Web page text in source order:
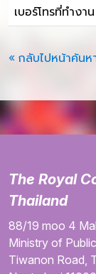
เบอร์โทรที่ทำงาน
« กลับไปหน้าค้น
The Royal
Thailand
88/19 moo 4
Ministry of
Tiwanon Road,